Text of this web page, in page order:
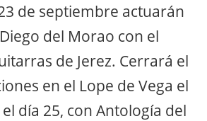
de septiembre actuarán
del Morao con el
de Jerez. Cerrará el
en el Lope de Vega el
día 25, con Antología del